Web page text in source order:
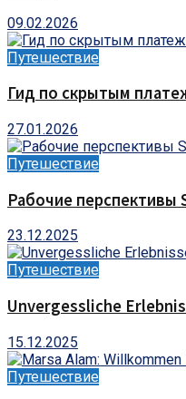
09.02.2026
Путешествие
Гид по скрытым
27.01.2026
Путешествие
Рабочие
23.12.2025
Путешествие
Unvergessliche
15.12.2025
Путешествие